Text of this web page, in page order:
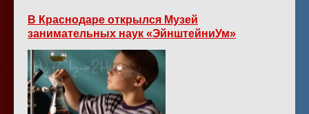
В Краснодаре открылся Музей
занимательных наук «ЭйнштейниУм»